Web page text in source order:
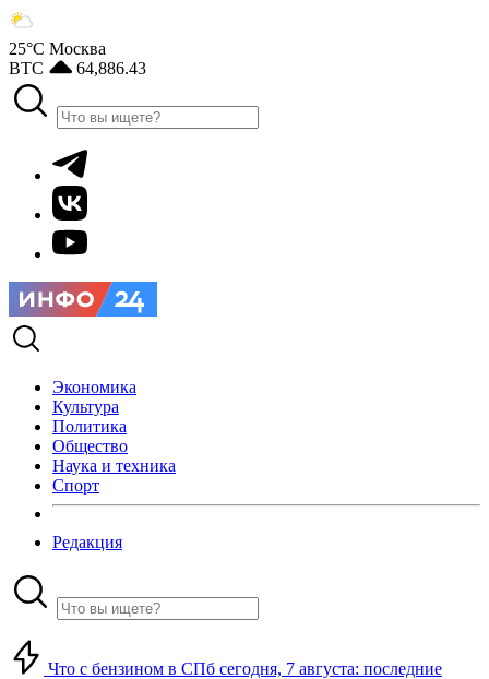
25°С Москва
BTC
64,886.43
Экономика
Культура
Политика
Общество
Наука и техника
Спорт
Редакция
Что с бензином в СПб сегодня, 7 августа: последние